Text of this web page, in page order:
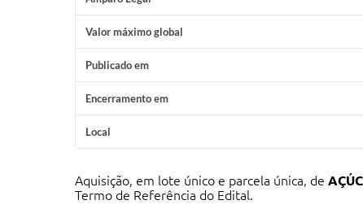
Valor máximo global
Publicado em
Encerramento em
Local
Aquisição, em lote único e parcela única, de
Termo de Referência do Edital.